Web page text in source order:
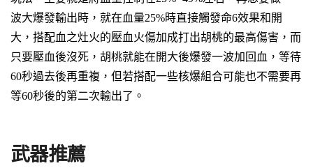
波大爆發輸出時，就在血量25%時直接觸發命6效果和開
大 ， 搭配血之灶火的壓血火傷加成打出胡桃的最高傷害 ，而
只要壓血後沒死，胡桃就能在開大後爆發一波加回血，等待
60秒過去後再重複，但若搭配一些核爆組合可能也不需要再
等60秒後的第二次輸出了。
武器推薦